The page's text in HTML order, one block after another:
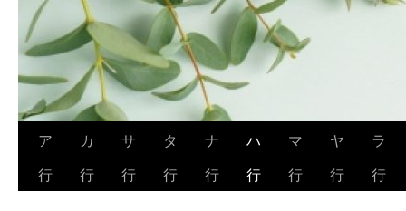
ン
ア
行
カ
行
サ
行
タ
行
ナ
行
ハ
行
マ
行
ヤ
行
ラ
行